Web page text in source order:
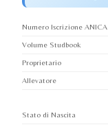
Numero Iscrizione ANICA
Volume Studbook
Proprietario
Allevatore
Stato di Nascita